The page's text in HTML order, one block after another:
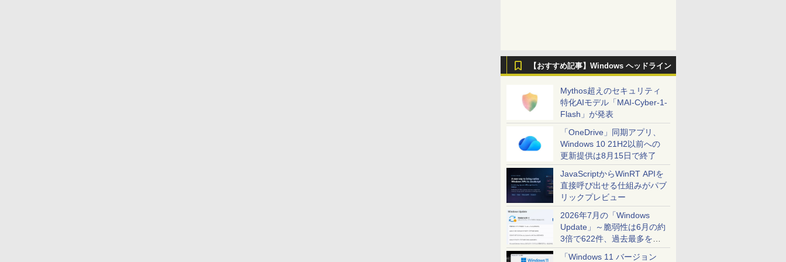
【おすすめ記事】Windows ヘッドライン
Mythos超えのセキュリティ
特化AIモデル「MAI-Cyber-1-
Flash」が発表
「OneDrive」同期アプリ、
Windows 10 21H2以前への
更新提供は8月15日で終了
JavaScriptからWinRT APIを
直接呼び出せる仕組みがパブ
リックプレビュー
2026年7月の「Windows
Update」～脆弱性は6月の約
3倍で622件、過去最多を大
幅に更新
「Windows 11 バージョン